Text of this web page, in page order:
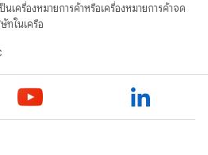
เครื่องหมายการค้าหรือเครื่องหมายการค้าจด
ทในเครือ